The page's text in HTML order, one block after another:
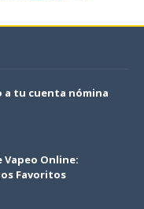
a tu cuenta nómina
Vapeo Online:
Favoritos